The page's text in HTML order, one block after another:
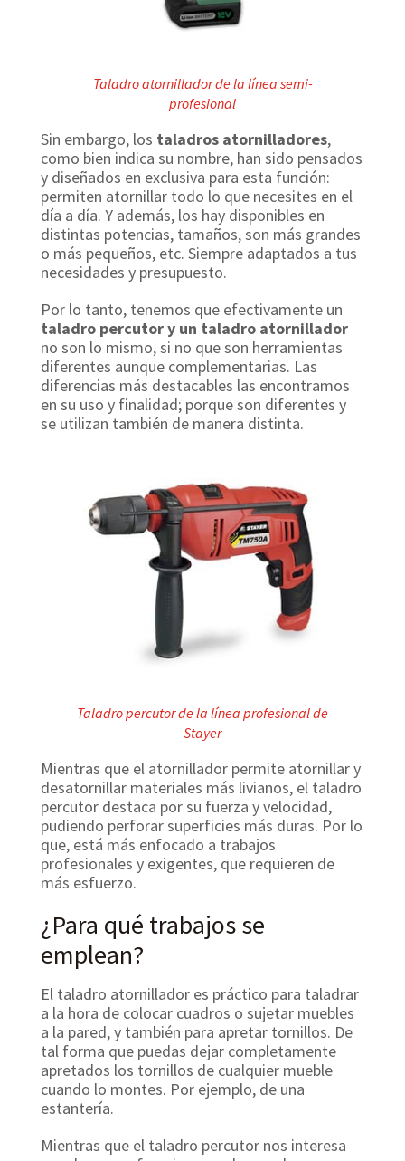
Taladro atornillador de la línea semi-
profesional
Sin embargo, los taladros atornilladores,
como bien indica su nombre, han sido pensados
y diseñados en exclusiva para esta función:
permiten atornillar todo lo que necesites en el
día a día. Y además, los hay disponibles en
distintas potencias, tamaños, son más grandes
o más pequeños, etc. Siempre adaptados a tus
necesidades y presupuesto.
Por lo tanto, tenemos que efectivamente un
taladro percutor y un taladro atornillador
no son lo mismo, si no que son herramientas
diferentes aunque complementarias. Las
diferencias más destacables las encontramos
en su uso y finalidad; porque son diferentes y
se utilizan también de manera distinta.
Taladro percutor de la línea profesional de
Stayer
Mientras que el atornillador permite atornillar y
desatornillar materiales más livianos, el taladro
percutor destaca por su fuerza y velocidad,
pudiendo perforar superficies más duras. Por lo
que, está más enfocado a trabajos
profesionales y exigentes, que requieren de
más esfuerzo.
¿Para qué trabajos se
emplean?
El taladro atornillador es práctico para taladrar
a la hora de colocar cuadros o sujetar muebles
a la pared, y también para apretar tornillos. De
tal forma que puedas dejar completamente
apretados los tornillos de cualquier mueble
cuando lo montes. Por ejemplo, de una
estantería.
Mientras que el taladro percutor nos interesa